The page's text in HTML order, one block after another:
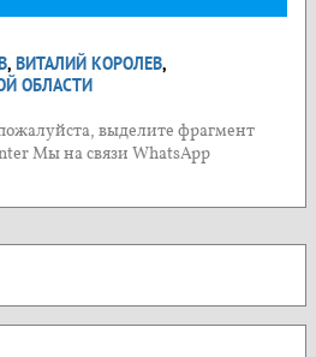
, ВИТАЛИЙ КОРОЛЕВ,
ОБЛАСТИ
выделите фрагмент
Мы на связи WhatsApp